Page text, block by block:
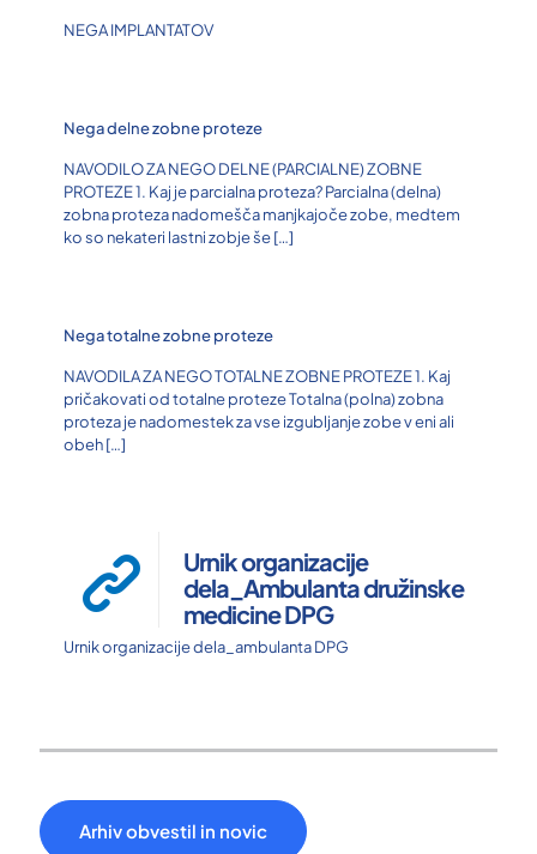
NEGA IMPLANTATOV
Nega delne zobne proteze
NAVODILO ZA NEGO DELNE (PARCIALNE) ZOBNE
PROTEZE 1. Kaj je parcialna proteza? Parcialna (delna)
zobna proteza nadomešča manjkajoče zobe, medtem
ko so nekateri lastni zobje še[…]
Nega totalne zobne proteze
NAVODILA ZA NEGO TOTALNE ZOBNE PROTEZE 1. Kaj
pričakovati od totalne proteze Totalna (polna) zobna
proteza je nadomestek za vse izgubljanje zobe v eni ali
obeh[…]
Urnik organizacije
dela_Ambulanta družinske
medicine DPG
Urnik organizacije dela_ambulanta DPG
Arhiv obvestil in novic